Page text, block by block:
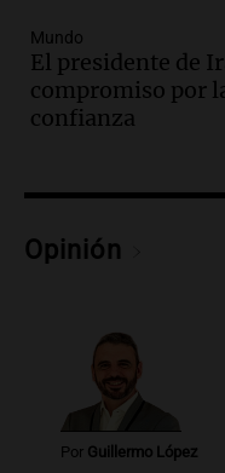
Episodios
Audio.Una
del desayuno
conviene
Audio.Mateo,
contra el
para poder
Una mañana
Mundo
El presidente de
compromiso por
confianza
Opinión
Por Guillermo López